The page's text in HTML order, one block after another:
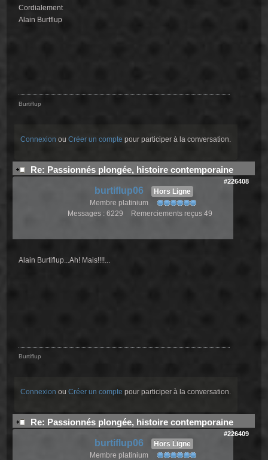
Cordialement
Alain Burtflup
Burtiflup
Connexion ouCréer un compte pour participer à la conversation.
Re: Passionnés plongée, histoire contemporaine
#226408
burtiflup06
Hors Ligne
Membre platinium
Messages : 6229
Remerciements reçus 49
Alain Burtiflup...Ah! Mais!!!!...
Burtiflup
Connexion ouCréer un compte pour participer à la conversation.
Re: Passionnés plongée, histoire contemporaine
#226409
burtiflup06
Hors Ligne
Membre platinium